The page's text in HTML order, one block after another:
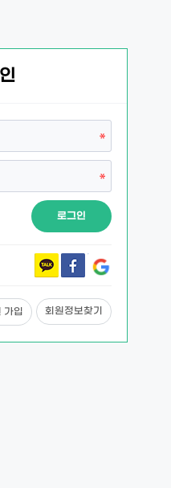
로그인
가입 회원정보찾기